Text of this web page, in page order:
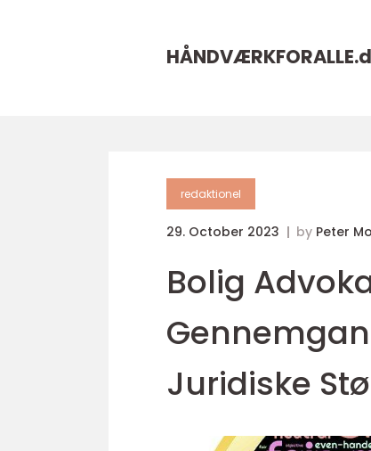
HÅNDVÆRKFORALLE.
redaktionel
29. October 2023 by Peter
Bolig
Juridiske